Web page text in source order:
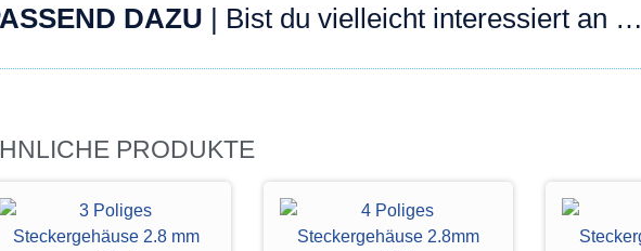
DAZU | Bist du vielleicht interessiert an …
PRODUKTE